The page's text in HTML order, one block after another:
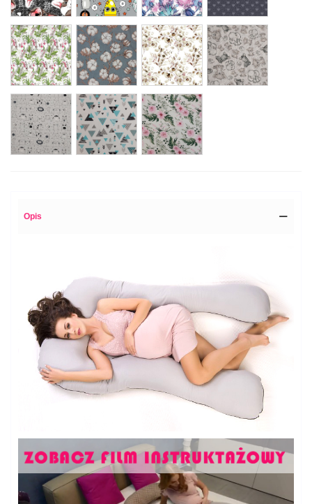
storczyk
kwiat
bawełny
eukaliptus
afrykańskie
zwierzaki
zwierzęta
na
linie
figury
turkus
róże
liście
Opis